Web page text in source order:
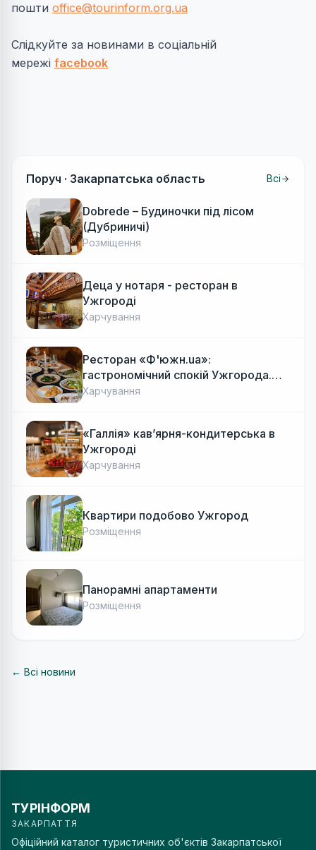
пошти office@tourinform.org.ua
Слідкуйте за новинами в соціальній
мережі facebook
Поруч · Закарпатська область Всі
Dobrede – Будиночки під лісом
(Дубриничі)
Розміщення
Деца у нотаря - ресторан в
Ужгороді
Харчування
Ресторан «Ф'южн.ua»:
гастрономічний спокій Ужгорода.
Авторська локальна кухня, затишок
Харчування
«Галлія» кав’ярня-кондитерська в
Ужгороді
Харчування
Квартири подобово Ужгород
Розміщення
Панорамні апартаменти
Розміщення
← Всі новини
ТУРІНФОРМ
ЗАКАРПАТТЯ
Офіційний каталог туристичних об'єктів Закарпатської